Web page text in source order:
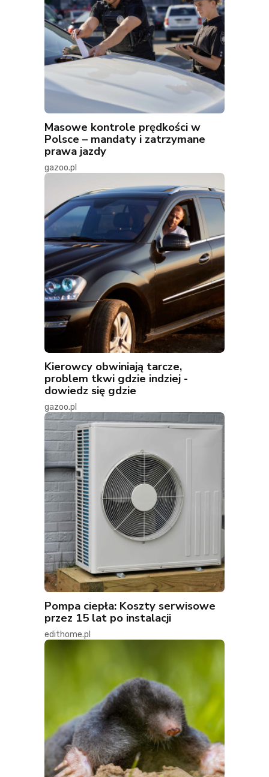
Masowe kontrole prędkości w
Polsce – mandaty i zatrzymane
prawa jazdy
gazoo.pl
Kierowcy obwiniają tarcze,
problem tkwi gdzie indziej -
dowiedz się gdzie
gazoo.pl
Pompa ciepła: Koszty serwisowe
przez 15 lat po instalacji
edithome.pl